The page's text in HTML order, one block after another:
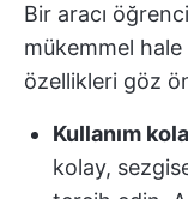
Bir aracı
mükemmel
özellikleri göz
Kullanım
kolay,